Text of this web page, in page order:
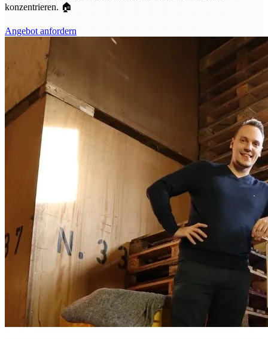
konzentrieren. 🏠
Angebot anfordern